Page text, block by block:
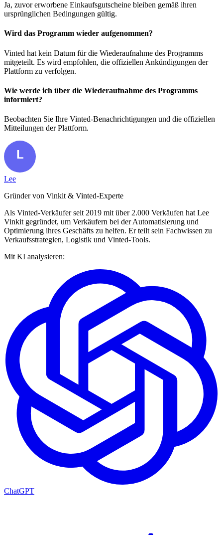
Ja, zuvor erworbene Einkaufsgutscheine bleiben gemäß ihren
ursprünglichen Bedingungen gültig.
Wird das Programm wieder aufgenommen?
Vinted hat kein Datum für die Wiederaufnahme des Programms
mitgeteilt. Es wird empfohlen, die offiziellen Ankündigungen der
Plattform zu verfolgen.
Wie werde ich über die Wiederaufnahme des Programms
informiert?
Beobachten Sie Ihre Vinted-Benachrichtigungen und die offiziellen
Mitteilungen der Plattform.
Lee
Gründer von Vinkit & Vinted-Experte
Als Vinted-Verkäufer seit 2019 mit über 2.000 Verkäufen hat Lee
Vinkit gegründet, um Verkäufern bei der Automatisierung und
Optimierung ihres Geschäfts zu helfen. Er teilt sein Fachwissen zu
Verkaufsstrategien, Logistik und Vinted-Tools.
Mit KI analysieren:
ChatGPT